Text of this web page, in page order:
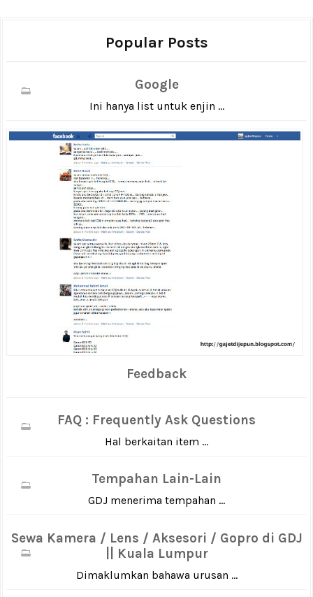
Popular Posts
Google
Ini hanya list untuk enjin ...
Feedback
FAQ : Frequently Ask Questions
Hal berkaitan item ...
Tempahan Lain-Lain
GDJ menerima tempahan ...
Sewa Kamera / Lens / Aksesori / Gopro di GDJ
|| Kuala Lumpur
Dimaklumkan bahawa urusan ...